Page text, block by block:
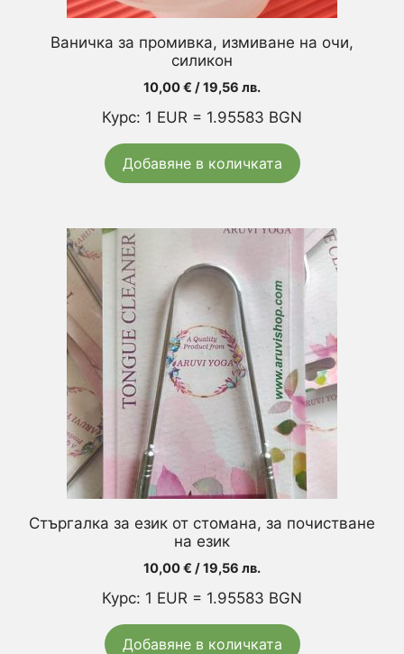
Ваничка за промивка, измиване на очи,
силикон
10,00€ / 19,56 лв.
Курс: 1 EUR = 1.95583 BGN
Добавяне в количката
Стъргалка за език от стомана, за почистване
на език
10,00€ / 19,56 лв.
Курс: 1 EUR = 1.95583 BGN
Добавяне в количката